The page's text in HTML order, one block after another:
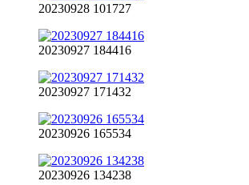
20230928 101727
20230927 184416
20230927 171432
20230926 165534
20230926 134238